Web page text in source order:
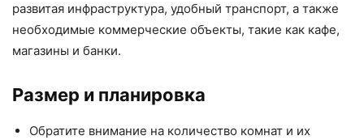
развитая инфраструктура, удобный транспорт, а также
необходимые коммерческие объекты, такие как кафе,
магазины и банки.
Размер и планировка
Обратите внимание на количество комнат и их